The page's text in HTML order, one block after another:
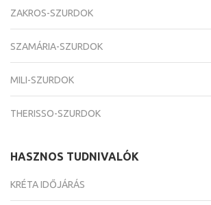
ZAKROS-SZURDOK
SZAMÁRIA-SZURDOK
MILI-SZURDOK
THERISSO-SZURDOK
HASZNOS TUDNIVALÓK
KRÉTA IDŐJÁRÁS